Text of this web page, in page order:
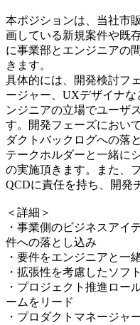
本ポジションは、当社市
画している新規案件や既
に事業部とエンジニアの
きます。
具体的には、開発検討フ
ージャー、UXデザイナ
ンジニアの立場でユーザ
す。開発フェーズにおい
ダクトバックログへの落
テークホルダーと一緒に
の実施頂きます。また、
QCDに責任を持ち、開発
＜詳細＞
・事業側のビジネスアイ
件への落とし込み
・要件をエンジニアと一
・拡張性を考慮したソフ
・プロジェクト推進ロー
ームをリード
・プロダクトマネージャ